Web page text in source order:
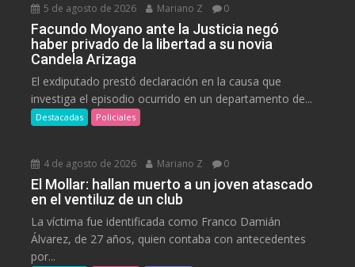
5 de agosto de 2026 Mariano Z 0
Facundo Moyano ante la Justicia negó
haber privado de la libertad a su novia
Candela Arizaga
El exdiputado prestó declaración en la causa que
investiga el episodio ocurrido en un departamento de...
Destacadas Policiales
4 de agosto de 2026 Mariano Z 0
El Mollar: hallan muerto a un joven atascado
en el ventiluz de un club
La víctima fue identificada como Franco Damián
Álvarez, de 27 años, quien contaba con antecedentes
por...